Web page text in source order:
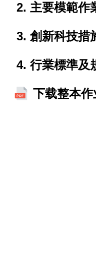
主要模範作
創新科技措
行業標準及
下载整本作